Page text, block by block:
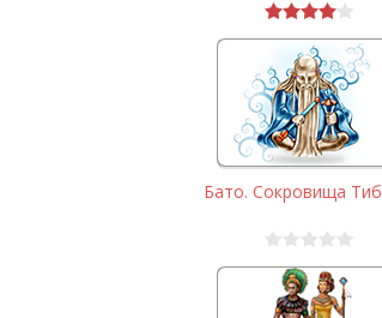
Бато. Сокровища